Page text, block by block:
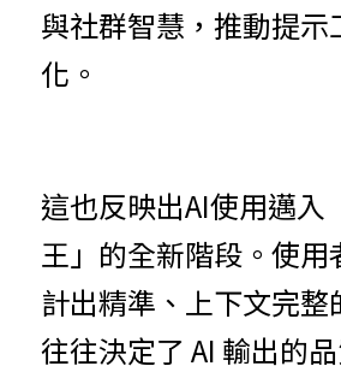
與社群智慧，推動提示
化。
這也反映出AI使用邁入
王」的全新階段。使用
計出精準、上下文完整
往往決定了 AI 輸出的